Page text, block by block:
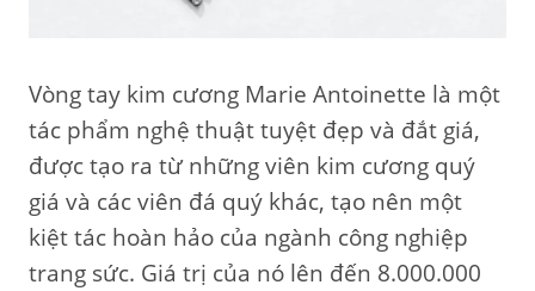
Vòng tay kim cương Marie Antoinette là một
tác phẩm nghệ thuật tuyệt đẹp và đắt giá,
được tạo ra từ những viên kim cương quý
giá và các viên đá quý khác, tạo nên một
kiệt tác hoàn hảo của ngành công nghiệp
trang sức. Giá trị của nó lên đến 8.000.000